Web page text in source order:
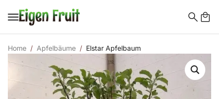
Home Apfelbäume Elstar Apfelbaum